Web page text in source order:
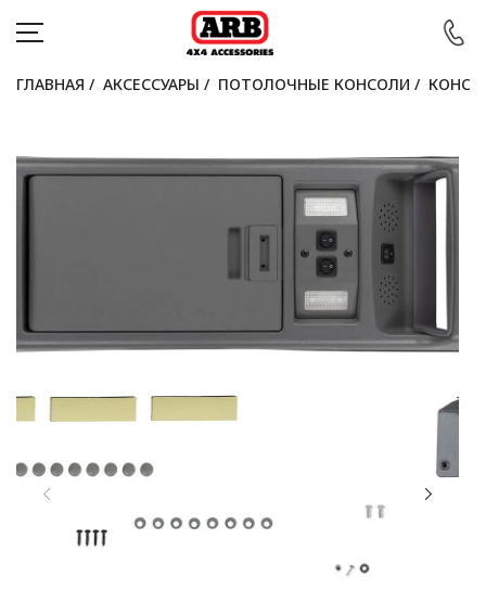
КАТАЛОГ
КОНТАКТЫ
Войти
Выбор языка
ГЛАВНАЯ / АКСЕССУАРЫ / ПОТОЛОЧНЫЕ КОНСОЛИ /